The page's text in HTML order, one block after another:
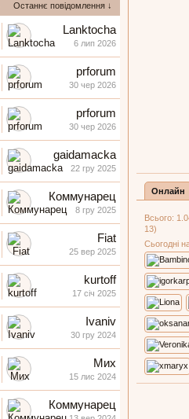
Останнє повідомлення ↓
Lanktocha
6 лип 2026
prforum
30 чер 2026
prforum
30 чер 2026
gaidamacka
22 гру 2025
Коммунарец
8 гру 2025
Fiat
25 вер 2025
kurtoff
17 січ 2025
Ivaniv
30 гру 2024
Мих
15 лис 2024
Коммунарец
Онлайн
Всього:
13)
Сьогодні